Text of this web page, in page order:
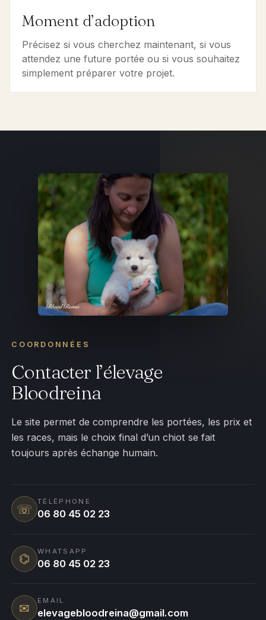
Moment d’adoption
Précisez si vous cherchez maintenant, si vous
attendez une future portée ou si vous souhaitez
simplement préparer votre projet.
COORDONNÉES
Contacter l’élevage
Bloodreina
Le site permet de comprendre les portées, les prix et
les races, mais le choix final d’un chiot se fait
toujours après échange humain.
☏
TÉLÉPHONE
06 80 45 02 23
⌬
WHATSAPP
06 80 45 02 23
✉
EMAIL
elevagebloodreina@gmail.com